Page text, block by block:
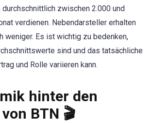
durchschnittlich zwischen 2.000 und
verdienen. Nebendarsteller erhalten
weniger. Es ist wichtig zu bedenken,
sind und das tatsächliche
und Rolle variieren kann.
hinter den
BTN 🎬